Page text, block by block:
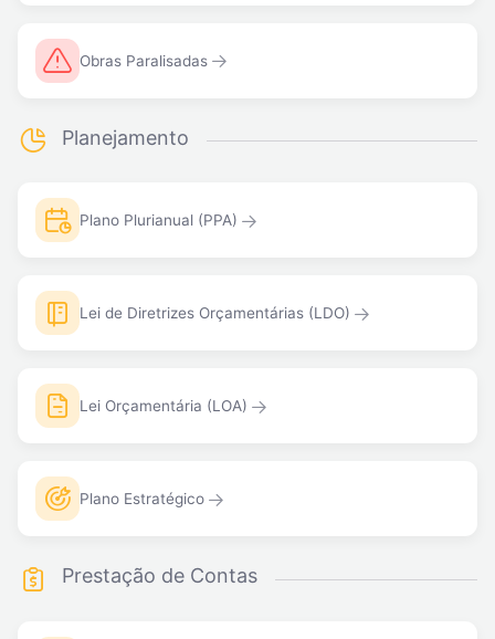
Obras Paralisadas
Planejamento
Plano Plurianual (PPA)
Lei de Diretrizes Orçamentárias (LDO)
Lei Orçamentária (LOA)
Plano Estratégico
Prestação de Contas